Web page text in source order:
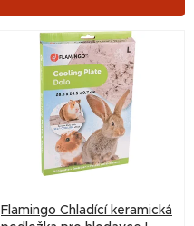
Flamingo Chladící keramická